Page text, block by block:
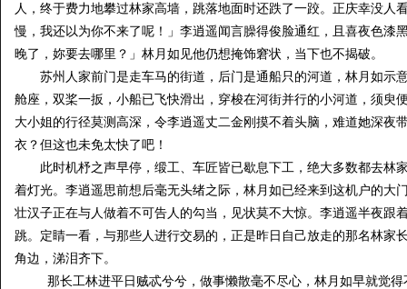
人，终于费力地攀过林家高墙，跳落地面时还跌了一跤。正庆幸没人
慢，我还以为你不来了呢！」李逍遥闻言臊得俊脸通红，且喜夜色漆
晚了，妳要去哪里？」林月如见他仍想掩饰窘状，当下也不揭破。
苏州人家前门是走车马的街道，后门是通船只的河道，林月如示
舱座，双桨一扳，小船已飞快滑出，穿梭在河街并行的小河道，须臾
大小姐的行径莫测高深，令李逍遥丈二金刚摸不着头脑，难道她深夜
衣？但这也未免太快了吧！
此时机杼之声早停，缎工、车匠皆已歇息下工，绝大多数都去林
着灯光。李逍遥思前想后毫无头绪之际，林月如已经来到这机户的大
壮汉子正在与人做着不可告人的勾当，见状莫不大惊。李逍遥半夜跟
跳。定睛一看，与那些人进行交易的，正是昨日自己放走的那名林家
角边，涕泪齐下。
那长工林进平日贼忒兮兮，做事懒散毫不尽心，林月如早就觉得